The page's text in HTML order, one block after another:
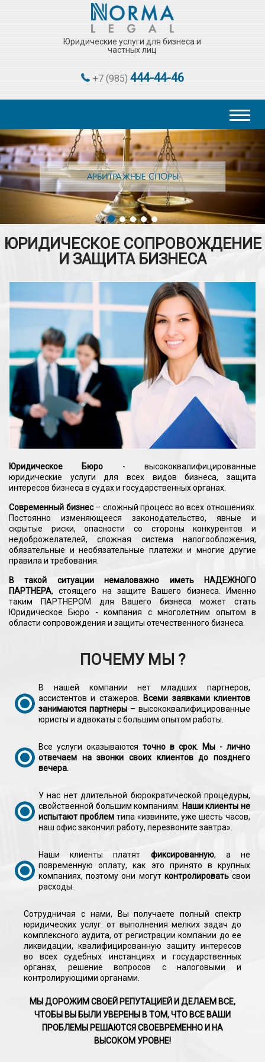
Юридические услуги для бизнеса и
частных лиц
+7 (985) 444-44-46
АРБИТРАЖНЫЕ СПОРЫ
ЮРИДИЧЕСКОЕ СОПРОВОЖДЕНИЕ
И ЗАЩИТА БИЗНЕСА
Юридическое Бюро - высококвалифицированные
юридические услуги для всех видов бизнеса, защита
интересов бизнеса в судах и государственных органах.
Современный бизнес– сложный процесс во всех отношениях.
Постоянно изменяющееся законодательство, явные и
скрытые риски, опасности со стороны конкурентов и
недоброжелателей, сложная система налогообложения,
обязательные и необязательные платежи и многие другие
правила и требования.
В такой ситуации немаловажно иметь НАДЕЖНОГО
ПАРТНЕРА, стоящего на защите Вашего бизнеса. Именно
таким ПАРТНЕРОМ для Вашего бизнеса может стать
Юридическое Бюро - компания с многолетним опытом в
области сопровождения и защиты отечественного бизнеса.
ПОЧЕМУ МЫ ?
В нашей компании нет младших партнеров,
ассистентов и стажеров. Всеми заявками клиентов
занимаются партнеры – высококвалифицированные
юристы и адвокаты с большим опытом работы.
Все услуги оказываются точно в срок. Мы - лично
отвечаем на звонки своих клиентов до позднего
вечера.
У нас нет длительной бюрократической процедуры,
свойственной большим компаниям. Наши клиенты не
испытают проблемтипа «извините, уже шесть часов,
наш офис закончил работу, перезвоните завтра».
Наши клиенты платят фиксированную, а не
повременную оплату, как это принято в крупных
компаниях, поэтому они могут контролироватьсвои
расходы.
Сотрудничая с нами, Вы получаете полный спектр
юридических услуг: от выполнения мелких задач до
комплексного аудита, от регистрации компании до ее
ликвидации, квалифицированную защиту интересов
во всех судебных инстанциях и государственных
органах, решение вопросов с налоговыми и
контролирующими органами.
МЫ ДОРОЖИМ СВОЕЙ РЕПУТАЦИЕЙ И ДЕЛАЕМ ВСЕ,
ЧТОБЫ ВЫ БЫЛИ УВЕРЕНЫ В ТОМ, ЧТО ВСЕ ВАШИ
ПРОБЛЕМЫ РЕШАЮТСЯ СВОЕВРЕМЕННО И НА
ВЫСОКОМ УРОВНЕ!